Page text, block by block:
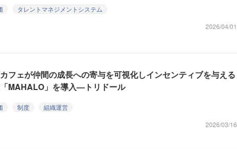
タレントマネジメントシステム
2026/04/01
フェが仲間の成長への寄与を可視化しインセンティブを与える
MAHALO」を導入—トリドール
制度
組織運営
2026/03/16